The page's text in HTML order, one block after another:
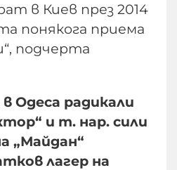
в Киев през 2014
понякога приема
подчерта
в Одеса радикали
и т. нар. сили
„Майдан“
лагер на